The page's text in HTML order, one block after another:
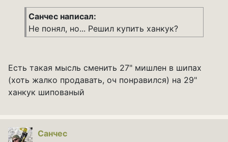
Санчес написал:
Не понял, но... Решил купить ханкук?
Есть такая мысль сменить 27" мишлен в шипах
(хоть жалко продавать, оч понравился) на 29"
ханкук шипованый
Санчес